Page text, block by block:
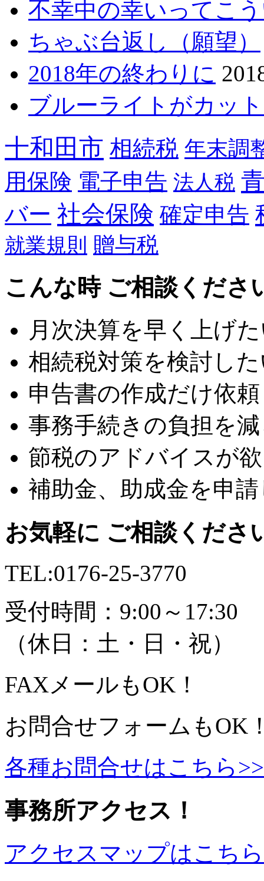
不幸中の幸いってこ
ちゃぶ台返し（願望）
2018年の終わりに
ブルーライトがカッ
十和田市 相続税 年末調
用保険 電子申告 法人税
バー 社会保険 確定申告
就業規則 贈与税
こんな時 ご相談くださ
月次決算を早く上げ
相続税対策を検討し
申告書の作成だけ依
事務手続きの負担を
節税のアドバイスが
補助金、助成金を申
お気軽に ご相談くださ
TEL:0176-25-3770
受付時間：9:00～17:30
（休日：土・日・祝）
FAXメールもOK！
お問合せフォームもOK
各種お問合せはこちら>>
事務所アクセス！
アクセスマップはこち